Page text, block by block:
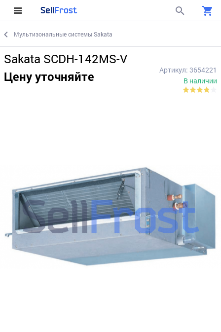
SellFrost
Мультизональные системы Sakata
Sakata SCDH-142MS-V
Цену уточняйте
Артикул: 3654221
В наличии